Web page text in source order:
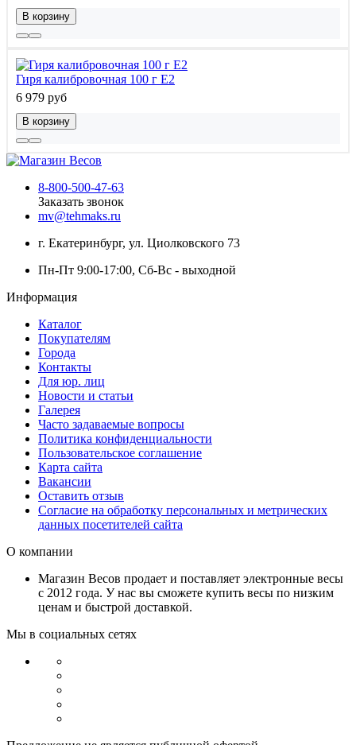
В корзину
Гиря калибровочная 100 г E2
6 979 руб
В корзину
8-800-500-47-63
Заказать звонок
mv@tehmaks.ru
г. Екатеринбург, ул. Циолковского 73
Пн-Пт 9:00-17:00, Сб-Вс - выходной
Информация
Каталог
Покупателям
Города
Контакты
Для юр. лиц
Новости и статьи
Галерея
Часто задаваемые вопросы
Политика конфиденциальности
Пользовательское соглашение
Карта сайта
Вакансии
Оставить отзыв
Согласие на обработку персональных и метрических
данных посетителей сайта
О компании
Магазин Весов продает и поставляет электронные весы
с 2012 года. У нас вы сможете купить весы по низким
ценам и быстрой доставкой.
Мы в социальных сетях